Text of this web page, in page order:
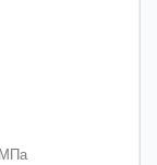
МПа